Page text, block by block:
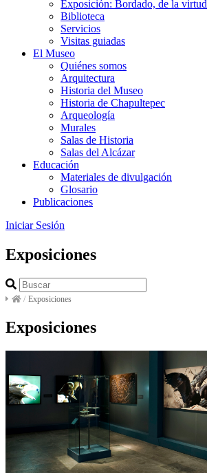
Exposición: Bordado, de la virtud
Biblioteca
Servicios
Visitas guiadas
El Museo
Quiénes somos
Arquitectura
Historia del Museo
Historia de Chapultepec
Arqueología
Murales
Salas de Historia
Salas del Alcázar
Educación
Materiales de divulgación
Glosario
Publicaciones
Iniciar Sesión
Exposiciones
/ Exposiciones
Exposiciones